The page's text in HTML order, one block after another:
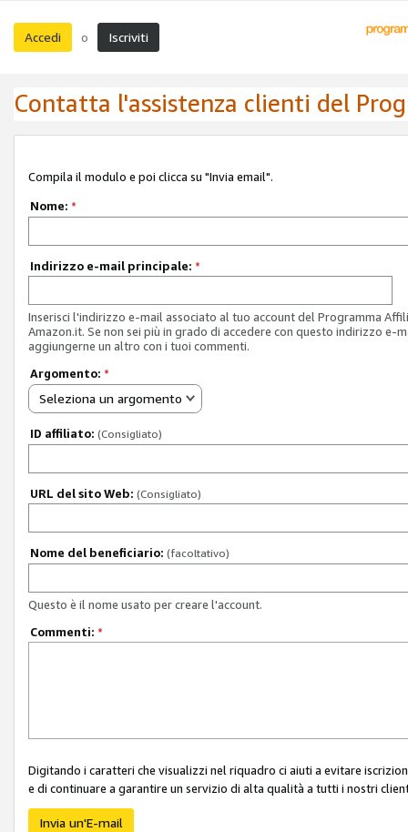
Accedi o Iscriviti
Contatta l'assistenza clienti del
Compila il modulo e poi clicca su "Invia email".
Nome: *
Indirizzo e-mail principale: *
Inserisci l'indirizzo e-mail associato al tuo account del Programma
Amazon.it. Se non sei più in grado di accedere con questo indirizzo e-
aggiungerne un altro con i tuoi commenti.
Argomento: *
Seleziona un argomento
ID affiliato: (Consigliato)
URL del sito Web: (Consigliato)
Nome del beneficiario: (facoltativo)
Questo è il nome usato per creare l'account.
Commenti: *
Digitando i caratteri che visualizzi nel riquadro ci aiuti a evitare
e di continuare a garantire un servizio di alta qualità a tutti i nostri
Invia un'E-mail